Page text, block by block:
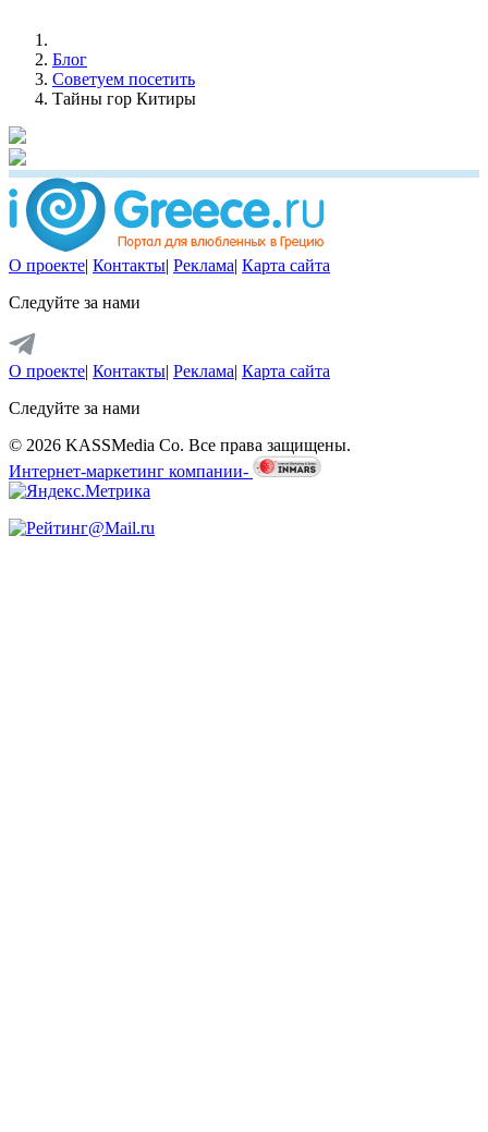
Блог
Советуем посетить
Тайны гор Китиры
О проекте| Контакты| Реклама| Карта сайта
Следуйте за нами
О проекте| Контакты| Реклама| Карта сайта
Следуйте за нами
© 2026 KASSMedia Co. Все права защищены.
Интернет-маркетинг компании-